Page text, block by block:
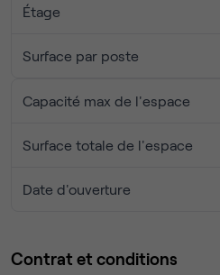
Étage
Surface par poste
Capacité max de l'espace
Surface totale de l'espace
Date d'ouverture
Contrat et conditions